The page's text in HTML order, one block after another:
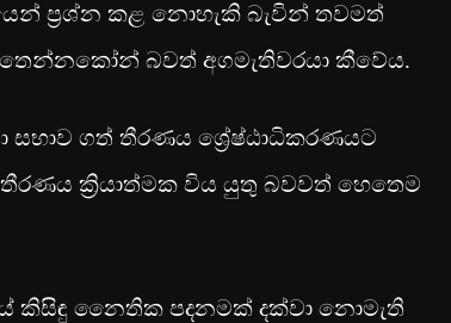
ප්‍රශ්න කළ නොහැකි බැවින් ‍තවමත්
බවත් අගමැතිවරයා කීවේය.
ගත් තීරණය ශ්‍රේෂ්ඨාධිකරණයට
ක්‍රියාත්මක විය යුතු බවවත් හෙතෙම
කිසිඳු නෛතික පදනමක් දක්වා නොමැති